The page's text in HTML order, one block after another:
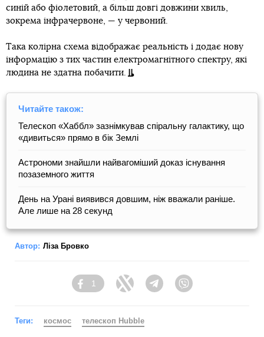
синій або фіолетовий, а більш довгі довжини хвиль,
зокрема інфрачервоне, — у червоний.
Така колірна схема відображає реальність і додає нову
інформацію з тих частин електромагнітного спектру, які
людина не здатна побачити.
Читайте також:
Телескоп «Хаббл» зазнімкував спіральну галактику, що
«дивиться» прямо в бік Землі
Астрономи знайшли найвагоміший доказ існування
позаземного життя
День на Урані виявився довшим, ніж вважали раніше.
Але лише на 28 секунд
Автор: Ліза Бровко
Facebook
1
Twitter TelegramViber
Теги: космос телескоп Hubble